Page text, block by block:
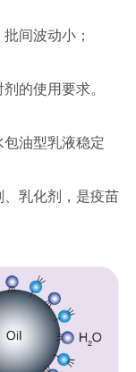
间波动小；
的使用要求。
油型乳液稳定
乳化剂，是疫苗